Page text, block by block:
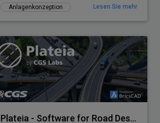
Zeichenprogramme - und mit PiCAD® (ehem.
CA3D-ISO) eine einfach zu bedienende
Applikation, mit welcher Sie im "Mausumdrehen"
ist sogar in der Lage, aus der Isometrie 3D-
Volumenkörper zu generieren ...
Anlagenkonzeption Lesen Sie mehr
Plateia - Software for Road Design